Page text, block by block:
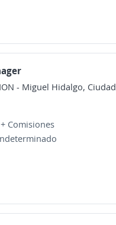
- Miguel Hidalgo, Ciudad
Comisiones